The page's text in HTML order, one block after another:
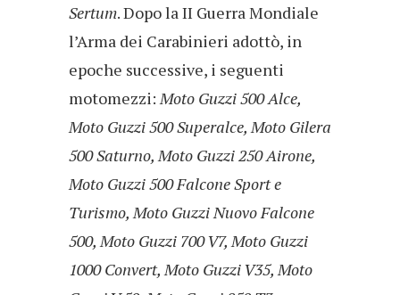
Sertum. Dopo la II Guerra Mondiale
l’Arma dei Carabinieri adottò, in
epoche successive, i seguenti
motomezzi:Moto Guzzi 500 Alce,
Moto Guzzi 500 Superalce, Moto Gilera
500 Saturno, Moto Guzzi 250 Airone,
Moto Guzzi 500 Falcone Sport e
Turismo, Moto Guzzi Nuovo Falcone
500, Moto Guzzi 700 V7, Moto Guzzi
1000 Convert, Moto Guzzi V35, Moto